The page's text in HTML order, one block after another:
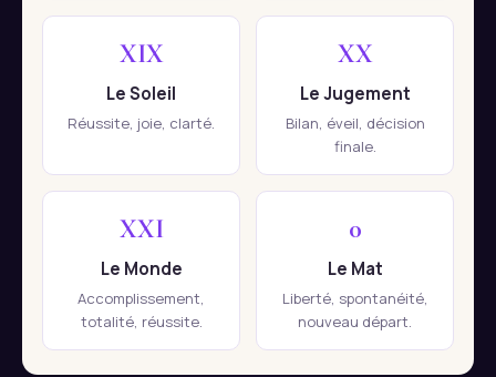
XIX
Le Soleil
Réussite, joie, clarté.
XX
Le Jugement
Bilan, éveil, décision
finale.
XXI
Le Monde
Accomplissement,
totalité, réussite.
0
Le Mat
Liberté, spontanéité,
nouveau départ.